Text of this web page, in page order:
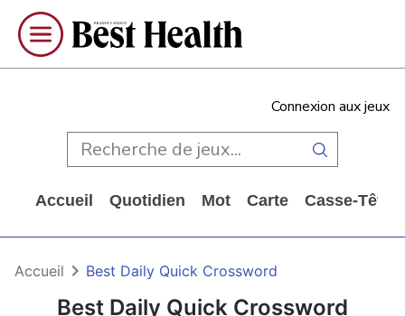
Connexion aux jeux
Accueil Quotidien Mot Carte Casse-Tête
Best Daily Quick Crossword
Accueil Best Daily Quick Crossword